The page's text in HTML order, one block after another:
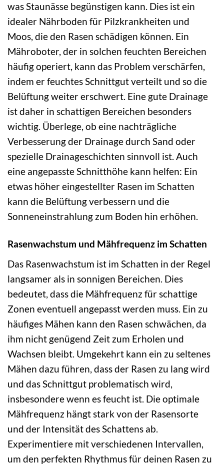
was Staunässe begünstigen kann. Dies ist ein
idealer Nährboden für Pilzkrankheiten und
Moos, die den Rasen schädigen können. Ein
Mähroboter, der in solchen feuchten Bereichen
häufig operiert, kann das Problem verschärfen,
indem er feuchtes Schnittgut verteilt und so die
Belüftung weiter erschwert. Eine gute Drainage
ist daher in schattigen Bereichen besonders
wichtig. Überlege, ob eine nachträgliche
Verbesserung der Drainage durch Sand oder
spezielle Drainageschichten sinnvoll ist. Auch
eine angepasste Schnitthöhe kann helfen: Ein
etwas höher eingestellter Rasen im Schatten
kann die Belüftung verbessern und die
Sonneneinstrahlung zum Boden hin erhöhen.
Rasenwachstum und Mähfrequenz im Schatten
Das Rasenwachstum ist im Schatten in der Regel
langsamer als in sonnigen Bereichen. Dies
bedeutet, dass die Mähfrequenz für schattige
Zonen eventuell angepasst werden muss. Ein zu
häufiges Mähen kann den Rasen schwächen, da
ihm nicht genügend Zeit zum Erholen und
Wachsen bleibt. Umgekehrt kann ein zu seltenes
Mähen dazu führen, dass der Rasen zu lang wird
und das Schnittgut problematisch wird,
insbesondere wenn es feucht ist. Die optimale
Mähfrequenz hängt stark von der Rasensorte
und der Intensität des Schattens ab.
Experimentiere mit verschiedenen Intervallen,
um den perfekten Rhythmus für deinen Rasen zu